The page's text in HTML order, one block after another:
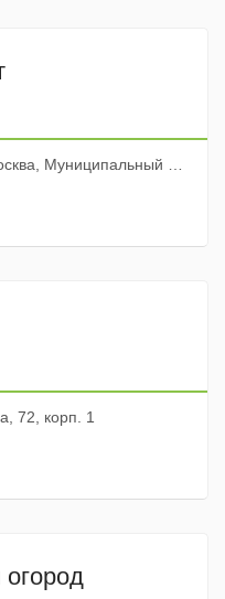
ш., д. 142, этаж/помещение 6/1, часть комн./офис 26/615
72, корп. 1